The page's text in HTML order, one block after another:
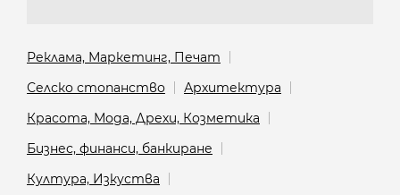
Реклама, Маркетинг, Печат
Селско стопанство
Архитектура
Красота, Мода, Дрехи, Козметика
Бизнес, финанси, банкиране
Култура, Изкуства